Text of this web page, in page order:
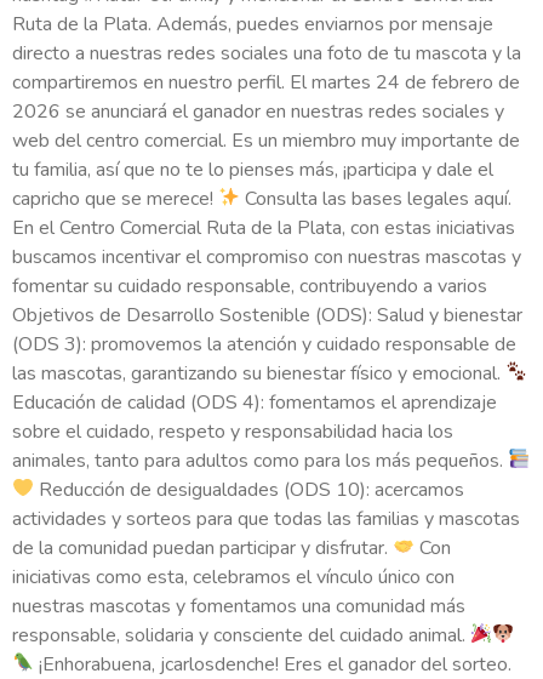
Ruta de la Plata. Además, puedes enviarnos por mensaje
directo a nuestras redes sociales una foto de tu mascota y la
compartiremos en nuestro perfil. El martes 24 de febrero de
2026 se anunciará el ganador en nuestras redes sociales y
web del centro comercial. Es un miembro muy importante de
tu familia, así que no te lo pienses más, ¡participa y dale el
capricho que se merece!
Consulta las bases legales aquí.
En el Centro Comercial Ruta de la Plata, con estas iniciativas
buscamos incentivar el compromiso con nuestras mascotas y
fomentar su cuidado responsable, contribuyendo a varios
Objetivos de Desarrollo Sostenible (ODS): Salud y bienestar
(ODS 3): promovemos la atención y cuidado responsable de
las mascotas, garantizando su bienestar físico y emocional.
Educación de calidad (ODS 4): fomentamos el aprendizaje
sobre el cuidado, respeto y responsabilidad hacia los
animales, tanto para adultos como para los más pequeños.
Reducción de desigualdades (ODS 10): acercamos
actividades y sorteos para que todas las familias y mascotas
de la comunidad puedan participar y disfrutar.
Con
iniciativas como esta, celebramos el vínculo único con
nuestras mascotas y fomentamos una comunidad más
responsable, solidaria y consciente del cuidado animal.
¡Enhorabuena, jcarlosdenche! Eres el ganador del sorteo.